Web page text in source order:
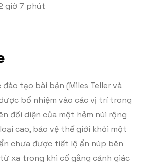
giờ 7 phút
tạo bài bản (Miles Teller và
bổ nhiệm vào các vị trí trong
đối diện của một hẻm núi rộng
cao, bảo vệ thế giới khỏi một
chưa được tiết lộ ẩn núp bên
xa trong khi cố gắng cảnh giác